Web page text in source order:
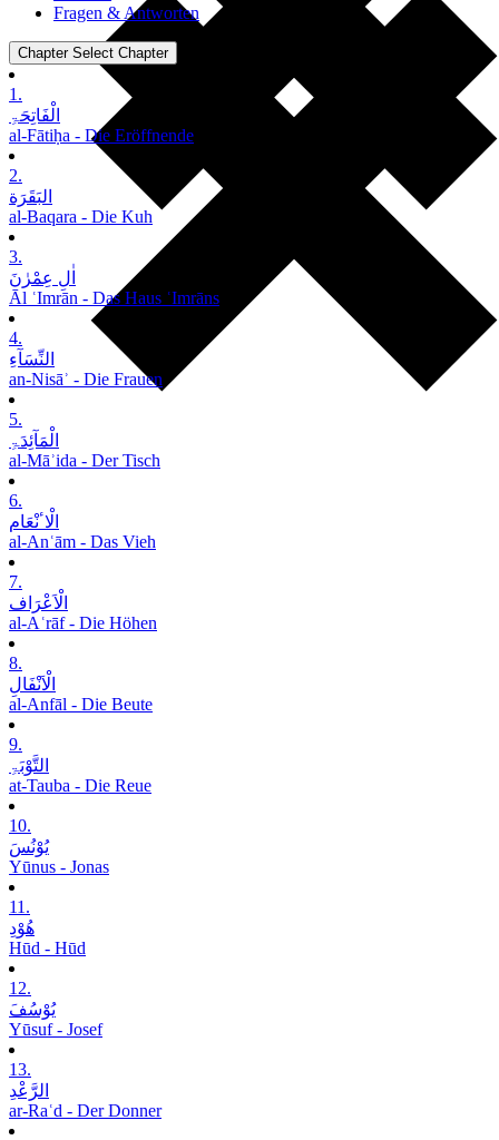
Fragen & Antworten
Chapter Select Chapter
1.
الْفَاتِحَۃِ
al-Fātiḥa - Die Eröffnende
2.
البَقَرَة
al-Baqara - Die Kuh
3.
اٰلِ عِمْرٰنَ
Āl ʿImrān - Das Haus ʿImrāns
4.
النِّسَآءِ
an-Nisāʾ - Die Frauen
5.
الْمَآئِدَۃِ
al-Māʾida - Der Tisch
6.
الْاٴنْعَام
al-Anʿām - Das Vieh
7.
الْاَعْرَاف
al-Aʿrāf - Die Höhen
8.
الْاَنْفَالِ
al-Anfāl - Die Beute
9.
التَّوْبَۃِ
at-Tauba - Die Reue
10.
یُوْنُسَ
Yūnus - Jonas
11.
ھُوْدِ
Hūd - Hūd
12.
یُوْسُفَ
Yūsuf - Josef
13.
الرَّعْدِ
ar-Raʿd - Der Donner